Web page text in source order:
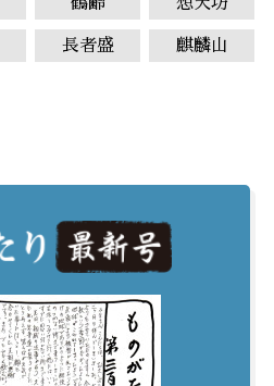
鶴齢 想天坊
長者盛 麒麟山